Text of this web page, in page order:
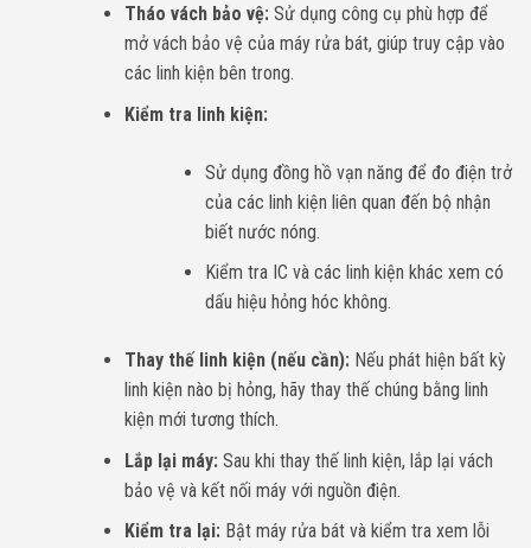
Tháo vách bảo vệ:Sử dụng công cụ phù hợp để
mở vách bảo vệ của máy rửa bát, giúp truy cập vào
các linh kiện bên trong.
Kiểm tra linh kiện:
Sử dụng đồng hồ vạn năng để đo điện trở
của các linh kiện liên quan đến bộ nhận
biết nước nóng.
Kiểm tra IC và các linh kiện khác xem có
dấu hiệu hỏng hóc không.
Thay thế linh kiện (nếu cần):Nếu phát hiện bất kỳ
linh kiện nào bị hỏng, hãy thay thế chúng bằng linh
kiện mới tương thích.
Lắp lại máy:Sau khi thay thế linh kiện, lắp lại vách
bảo vệ và kết nối máy với nguồn điện.
Kiểm tra lại:Bật máy rửa bát và kiểm tra xem lỗi